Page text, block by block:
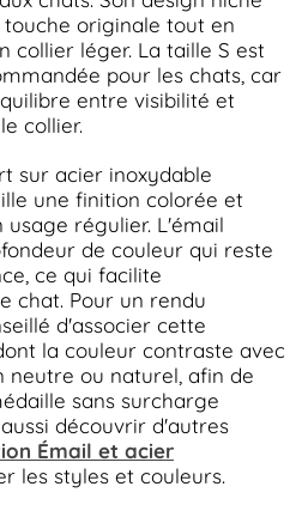
originale tout en
collier léger. La taille S est
pour les chats, car
entre visibilité et
collier.
sur acier inoxydable
une finition colorée et
régulier. L'émail
de couleur qui reste
ce qui facilite
chat. Pour un rendu
d'associer cette
la couleur contraste avec
neutre ou naturel, afin de
sans surcharge
découvrir d'autres
Émail et acier
les styles et couleurs.